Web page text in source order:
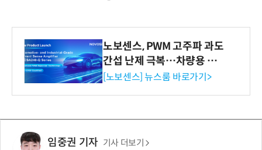
노보센스, PWM 고주파 과도
간섭 난제 극복…차량용 전
류 감지 증폭기
[노보센스] 뉴스룸 바로가기>
임중권 기자 기사 더보기